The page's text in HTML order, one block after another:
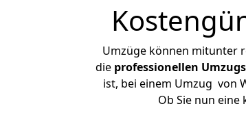
Umzüge können mitunter
die professionellen
ist, bei einem Umzug von
Ob Sie nun